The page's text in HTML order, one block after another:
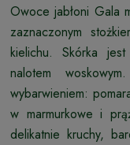
Owoce jabłoni Gala
zaznaczonym
kielichu. Skórka
nalotem
wybarwieniem:
w marmurkowe i
delikatnie kruchy,